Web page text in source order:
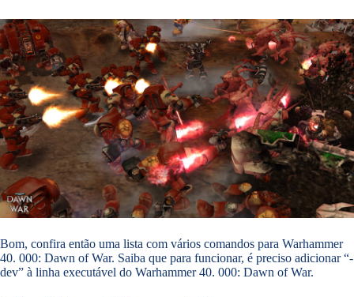
Bom, confira então uma lista com vários comandos para Warhammer
40. 000: Dawn of War. Saiba que para funcionar, é preciso adicionar “-
dev” à linha executável do Warhammer 40. 000: Dawn of War.